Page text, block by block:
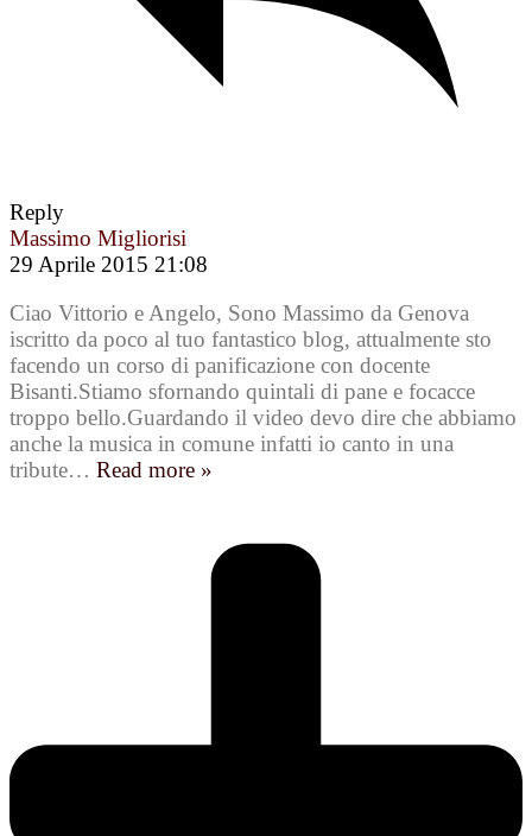
Reply
Massimo Migliorisi
29 Aprile 2015 21:08
Ciao Vittorio e Angelo, Sono Massimo da Genova
iscritto da poco al tuo fantastico blog, attualmente sto
facendo un corso di panificazione con docente
Bisanti.Stiamo sfornando quintali di pane e focacce
troppo bello.Guardando il video devo dire che abbiamo
anche la musica in comune infatti io canto in una
tribute… Read more »